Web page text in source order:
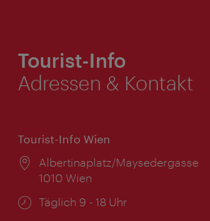
Tourist-Info
Adressen & Kontakt
Tourist-Info Wien
Ort:
Albertinaplatz/Maysedergasse
1010 Wien
Öffnungszeiten:
Täglich 9 - 18 Uhr